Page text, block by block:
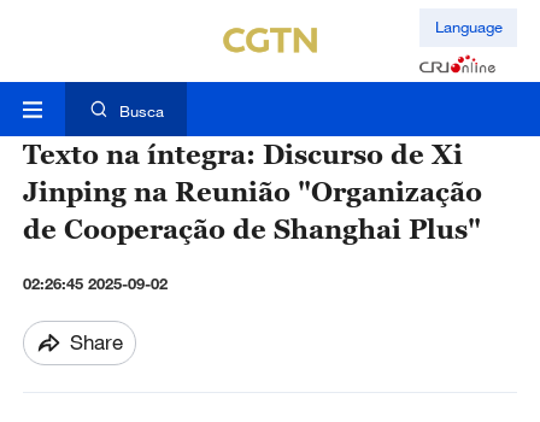
Language
Busca
Texto na íntegra: Discurso de Xi
Jinping na Reunião "Organização
de Cooperação de Shanghai Plus"
02:26:45 2025-09-02
Share